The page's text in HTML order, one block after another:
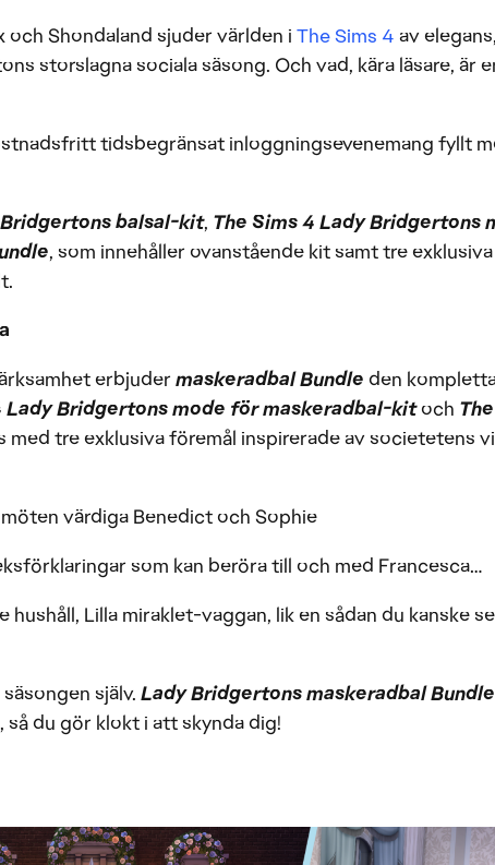
Shondaland sjuder världen i The Sims 4 av elegans,
storslagna sociala säsong. Och vad, kära läsare, är
tidsbegränsat inloggningsevenemang fyllt
balsal-kit, The Sims 4 Lady Bridgertons
, som innehåller ovanstående kit samt tre exklusiva
erbjuder maskeradbal Bundle den
Lady Bridgertons mode för maskeradbal-kitoch
med tre exklusiva föremål inspirerade av societetens
värdiga Benedict och Sophie
som kan beröra till och med Francesca…
Lilla miraklet-vaggan, lik en sådan du kanske
själv. Lady Bridgertons maskeradbal Bundle
du gör klokt i att skynda dig!